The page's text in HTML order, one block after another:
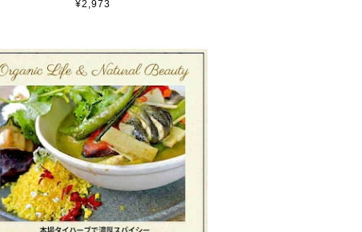
¥2,973